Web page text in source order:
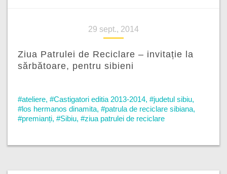
29 sept., 2014
Ziua Patrulei de Reciclare – invitație la
sărbătoare, pentru sibieni
#ateliere, #Castigatori editia 2013-2014, #judetul sibiu,
#los hermanos dinamita, #patrula de reciclare sibiana,
#premianți, #Sibiu, #ziua patrulei de reciclare